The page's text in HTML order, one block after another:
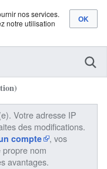
nos services.
notre utilisation
Votre adresse IP
des modifications.
compte
, vos
propre nom
avantages.